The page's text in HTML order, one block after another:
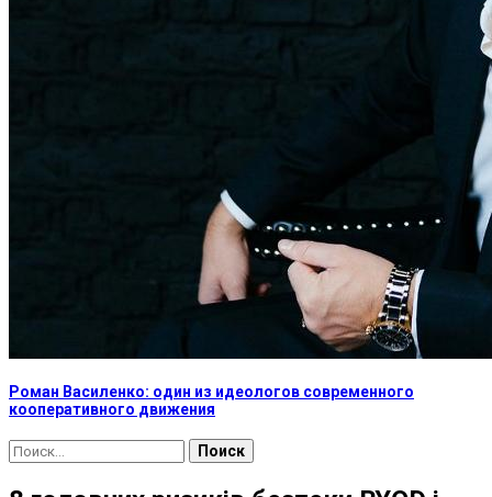
Роман Василенко: один из идеологов современного
кооперативного движения
Найти: